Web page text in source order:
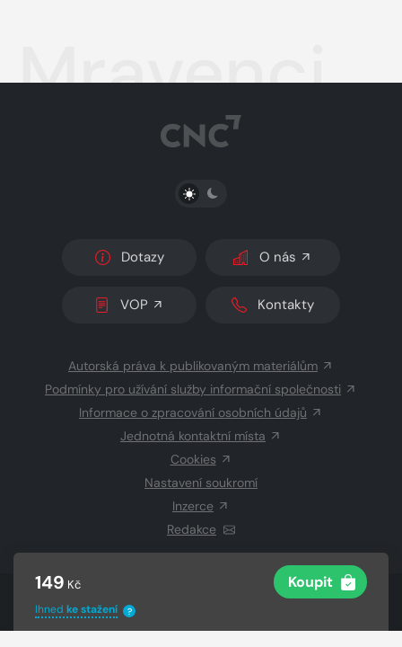
149 Kč Koupit
Ihned ke stažení ?
Mravenci
PŘEPNOUT SVĚTLÝ/TMAVÝ REŽIM
Dotazy O nás
VOP Kontakty
Autorská práva k publikovaným materiálům
Podmínky pro užívání služby informační společnosti
Informace o zpracování osobních údajů
Jednotná kontaktní místa
Cookies
Nastavení soukromí
Inzerce
Redakce
CZECH NEWS CENTER a.s.a dodavatelé
VysázenoGrand IT s.r.o.